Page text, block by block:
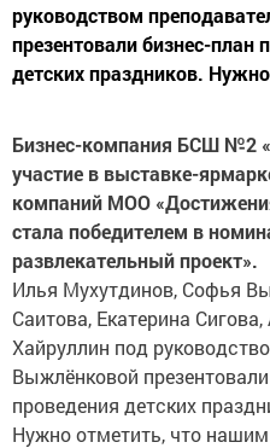
руководством
презентовали бизнес-план
детских праздников.
Бизнес-компания БСШ №2
участие в выставке-
компаний МОО
стала победителем в
развлекательный проект».
Илья Мухутдинов, Софья
Саитова, Екатерина
Хайруллин под
Выжлёнковой
проведения детских
Нужно отметить, что